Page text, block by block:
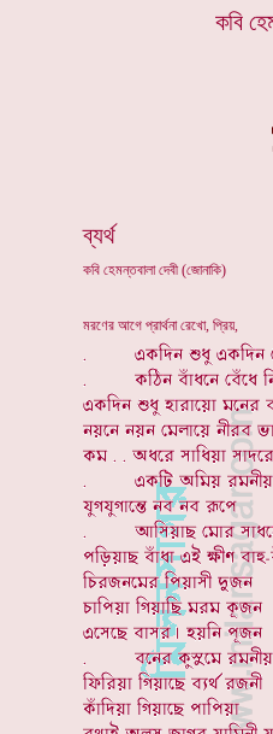
কবি
ব্যর্থ
কবি হেমন্তবালা দেবী (জোনাকি)
মরণের আগে প্রার্থনা রেখো, প্রিয়,